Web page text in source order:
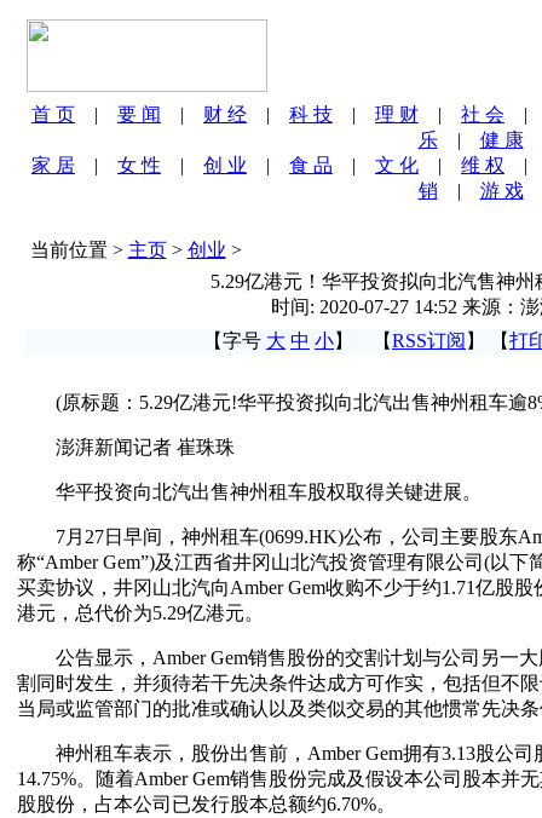
首 页 | 要 闻 | 财 经 | 科 技 | 理 财 | 社 会
乐| 健 康
家 居 | 女 性 | 创 业 | 食 品 | 文 化 | 维 权
销 | 游 戏
当前位置 > 主页> 创业 >
5.29亿港元！华平投资拟向北汽售神州
时间: 2020-07-27 14:52 来源：
【字号 大 中 小】 【RSS订阅 】 【打
(原标题：5.29亿港元!华平投资拟向北汽出售神州租车逾
澎湃新闻记者 崔珠珠
华平投资向北汽出售神州租车股权取得关键进展。
7月27日早间，神州租车(0699.HK)公布，公司主要股东
称“Amber Gem”)及江西省井冈山北汽投资管理有限公司(以下
买卖协议，井冈山北汽向Amber Gem收购不少于约1.71亿股
港元，总代价为5.29亿港元。
公告显示，Amber Gem销售股份的交割计划与公司另一大
割同时发生，并须待若干先决条件达成方可作实，包括但不
当局或监管部门的批准或确认以及类似交易的其他惯常先决
神州租车表示，股份出售前，Amber Gem拥有3.13股公司
14.75%。随着Amber Gem销售股份完成及假设本公司股本并
股股份，占本公司已发行股本总额约6.70%。